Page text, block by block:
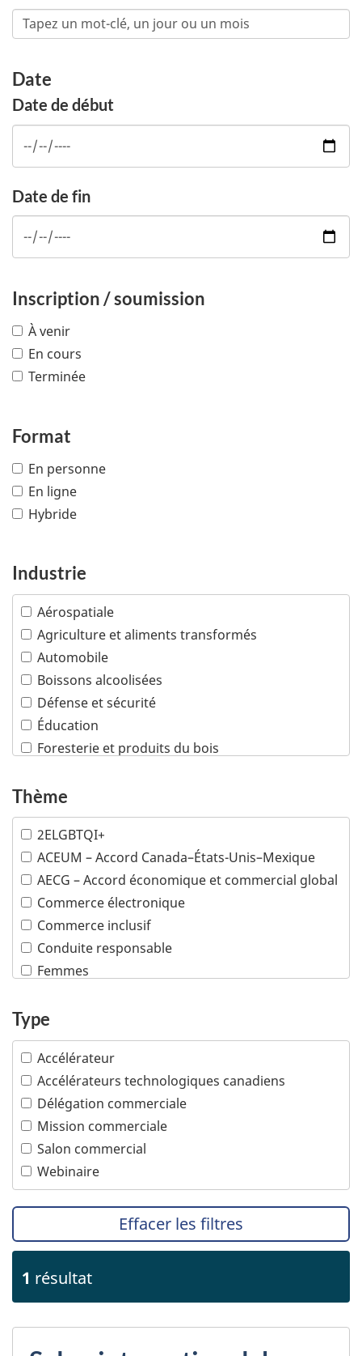
Date
Date de début
Date de fin
Inscription / soumission
À venir
En cours
Terminée
Format
En personne
En ligne
Hybride
Industrie
Aérospatiale
Agriculture et aliments transformés
Automobile
Boissons alcoolisées
Défense et sécurité
Éducation
Foresterie et produits du bois
Infrastructures
Machinerie industrielle
Mines
Pétrole et gaz
Plusieurs industries
Poissons et fruits de mer
Produits chimiques et matières plastiques
Produits de consommation
Sciences de la vie
Services professionnels
Technologies de l'information et des
communications
Technologies océaniques
Technologies propres
Tourisme
Transports
Thème
2ELGBTQI+
ACEUM – Accord Canada–États-Unis–Mexique
AECG – Accord économique et commercial global
Commerce électronique
Commerce inclusif
Conduite responsable
Femmes
Peuples autochtones
Propriété intellectuelle
PTPGP – Accord de Partenariat transpacifique
global et progressiste
Type
Accélérateur
Accélérateurs technologiques canadiens
Délégation commerciale
Mission commerciale
Salon commercial
Webinaire
Effacer les filtres
1 résultat